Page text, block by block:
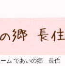
ーム であいの郷 長住